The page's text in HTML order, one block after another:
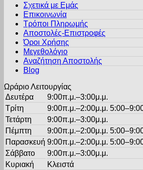
προϊόντος
επιλογές
μπορούν
επιλεγούν
σελίδα
Σχετικά με Εμάς
Επικοινωνία
Τρόποι Πληρωμής
Αποστολές-Επιστροφές
Όροι Χρήσης
Μεγεθολόγιο
Αναζήτηση Αποστολής
Blog
Ωράριο Λειτουργίας
Δευτέρα
9:00π.μ.–3:00μ.μ.
Τρίτη
9:00π.μ.–2:00μ.μ.
Τετάρτη
9:00π.μ.–3:00μ.μ.
Πέμπτη
9:00π.μ.–2:00μ.μ.
Παρασκευή 9:00π.μ.–2:00μ.μ.
Σάββατο
9:00π.μ.–3:00μ.μ.
Κυριακή
Κλειστά